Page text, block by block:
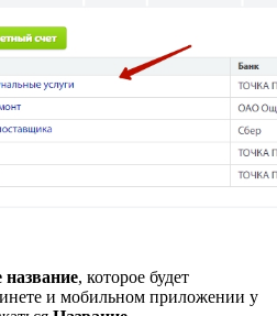
, которое будет
и мобильном приложении у